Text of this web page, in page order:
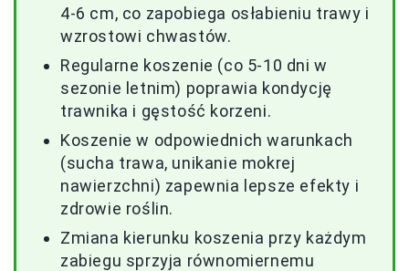
4-6 cm, co zapobiega osłabieniu trawy i
wzrostowi chwastów.
Regularne koszenie (co 5-10 dni w
sezonie letnim) poprawia kondycję
trawnika i gęstość korzeni.
Koszenie w odpowiednich warunkach
(sucha trawa, unikanie mokrej
nawierzchni) zapewnia lepsze efekty i
zdrowie roślin.
Zmiana kierunku koszenia przy każdym
zabiegu sprzyja równomiernemu